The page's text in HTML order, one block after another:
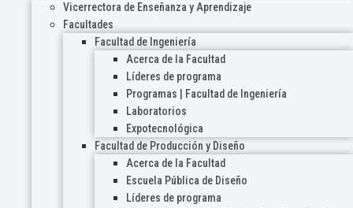
Vicerrectora de Enseñanza y Aprendizaje
Facultades
Facultad de Ingeniería
Acerca de la Facultad
Líderes de programa
Programas | Facultad de Ingeniería
Laboratorios
Expotecnológica
Facultad de Producción y Diseño
Acerca de la Facultad
Escuela Pública de Diseño
Líderes de programa